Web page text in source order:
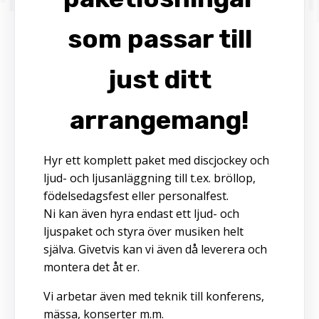
som passar till
just ditt
arrangemang!
Hyr ett komplett paket med discjockey och
ljud- och ljusanläggning till t.ex. bröllop,
födelsedagsfest eller personalfest.
Ni kan även hyra endast ett ljud- och
ljuspaket och styra över musiken helt
själva. Givetvis kan vi även då leverera och
montera det åt er.
Vi arbetar även med teknik till konferens,
mässa, konserter m.m.